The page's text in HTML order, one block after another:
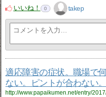
いいね！ 0 takep
適応障害の症状。職場で
ない。ピントが合わない。
http://www.papaikumen.net/entry/